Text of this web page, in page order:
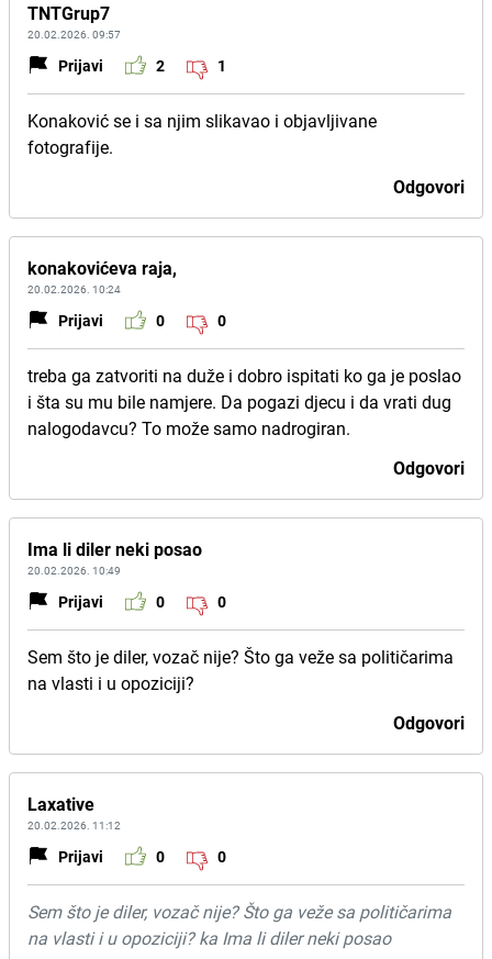
TNTGrup7
20.02.2026. 09:57
Prijavi 2 1
Konaković se i sa njim slikavao i objavljivane
fotografije.
Odgovori
konakovićeva raja,
20.02.2026. 10:24
Prijavi 0 0
treba ga zatvoriti na duže i dobro ispitati ko ga je poslao
i šta su mu bile namjere. Da pogazi djecu i da vrati dug
nalogodavcu? To može samo nadrogiran.
Odgovori
Ima li diler neki posao
20.02.2026. 10:49
Prijavi 0 0
Sem što je diler, vozač nije? Što ga veže sa političarima
na vlasti i u opoziciji?
Odgovori
Laxative
20.02.2026. 11:12
Prijavi 0 0
Sem što je diler, vozač nije? Što ga veže sa političarima
na vlasti i u opoziciji? ka Ima li diler neki posao